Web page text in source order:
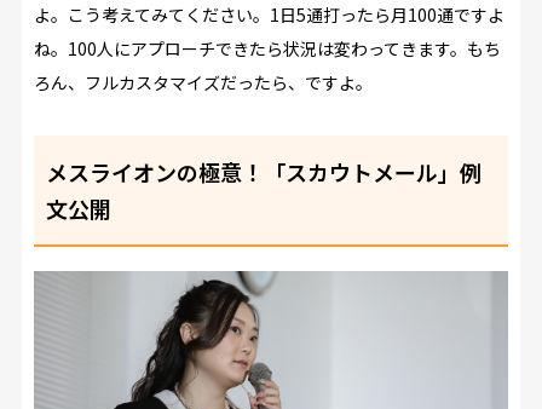
よ。こう考えてみてください。1日5通打ったら月100通ですよ
ね。100人にアプローチできたら状況は変わってきます。もち
ろん、フルカスタマイズだったら、ですよ。
メスライオンの極意！「スカウトメール」例
文公開